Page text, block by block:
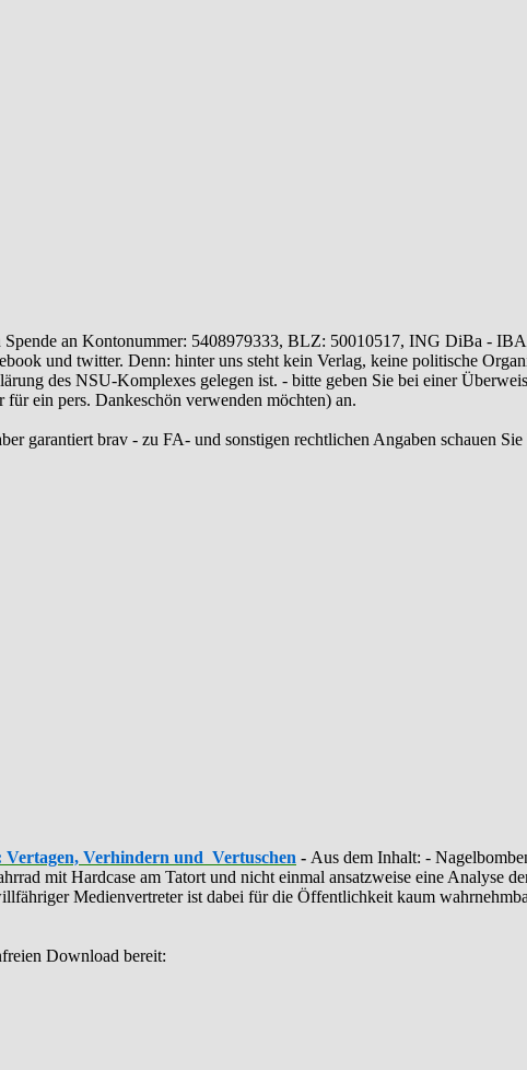
an Kontonummer: 5408979333, BLZ: 50010517, ING DiBa -
und twitter. Denn: hinter uns steht kein Verlag, keine politische
des NSU-Komplexes gelegen ist. - bitte geben Sie bei einer
ein pers. Dankeschön verwenden möchten) an.
garantiert brav - zu FA- und sonstigen rechtlichen Angaben schauen
Vertagen, Verhindern und Vertuschen - Aus dem Inhalt: -
mit Hardcase am Tatort und nicht einmal ansatzweise eine Analyse
Medienvertreter ist dabei für die Öffentlichkeit kaum
Download bereit: